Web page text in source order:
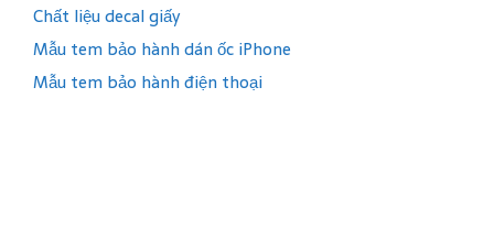
Chất liệu decal giấy
Mẫu tem bảo hành dán ốc iPhone
Mẫu tem bảo hành điện thoại